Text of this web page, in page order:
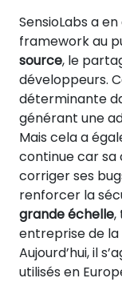
SensioLabs a
framework au
source, le
développeurs.
déterminante
générant une
Mais cela a
continue car
corriger ses
renforcer la
grande échelle,
entreprise de la
Aujourd’hui, il
utilisés en